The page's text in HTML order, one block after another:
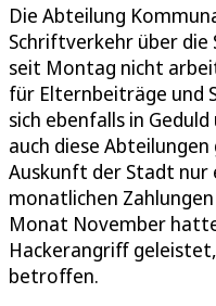
Die Abteilung
Schriftverkehr über die
seit Montag nicht
für Elternbeiträge und
sich ebenfalls in
auch diese
Auskunft der Stadt nur
monatlichen
Monat November
Hackerangriff
betroffen.